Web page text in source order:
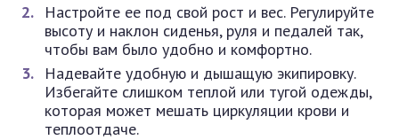
Настройте ее под свой рост и вес. Регулируйте
высоту и наклон сиденья, руля и педалей так,
чтобы вам было удобно и комфортно.
Надевайте удобную и дышащую экипировку.
Избегайте слишком теплой или тугой одежды,
которая может мешать циркуляции крови и
теплоотдаче.